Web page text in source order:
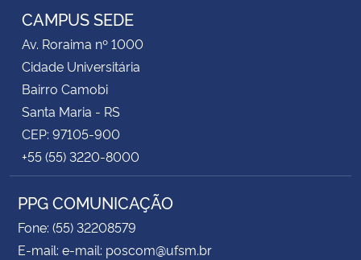
PlanaltoCAMPUS SEDE
Av. Roraima nº 1000
Cidade Universitária
Bairro Camobi
Santa Maria - RS
CEP: 97105-900
+55 (55) 3220-8000
PPG COMUNICAÇÃO
Fone: (55) 32208579
E-mail: e-mail: poscom@ufsm.br